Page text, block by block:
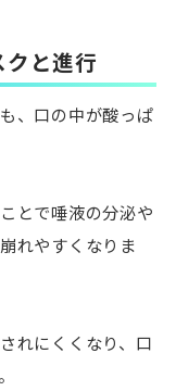
と進行
、口の中が酸っぱ
とで唾液の分泌や
れやすく なりま
れにくくなり、口